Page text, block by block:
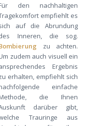
den nachhaltigen
empfiehlt es
auf die Abrundung
Inneren, die sog.
zu achten.
zudem auch visuell ein
Ergebnis
erhalten, empfiehlt sich
einfache
die Ihnen
darüber gibt,
Trauringe aus